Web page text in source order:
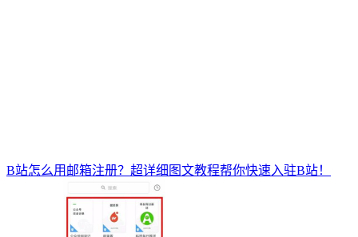
B站怎么用邮箱注册？超详细图文教程帮你快速入驻B站！